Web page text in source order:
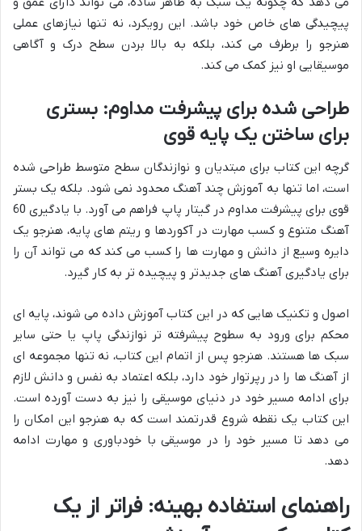
پیچیدگی های خاص خود باشد. این رویکرد، نه تنها نیازهای عملی
هنرجو را برطرف می کند، بلکه به بالا بردن سطح درک و آگاهی
موسیقایی او نیز کمک می کند.
طراحی شده برای پیشرفت مداوم: بستری
برای ساختن یک پایه قوی
گرچه این کتاب برای مبتدیان و نوازندگان سطح متوسط طراحی شده
است، اما تنها به آموزش چند آهنگ محدود نمی شود. بلکه یک بستر
قوی برای پیشرفت مداوم در گیتار پاپ فراهم می آورد. با یادگیری 60
آهنگ متنوع و کسب مهارت در آکوردها و ریتم های پایه، هنرجو یک
دایره وسیع از دانش و مهارت ها را کسب می کند که می تواند آن را
برای یادگیری آهنگ های جدیدتر و پیچیده تر به کار گیرد.
اصول و تکنیک هایی که در این کتاب آموزش داده می شوند، پایه ای
محکم برای ورود به سطوح پیشرفته تر نوازندگی پاپ یا حتی سایر
سبک ها هستند. هنرجو پس از اتمام این کتاب، نه تنها مجموعه ای
از آهنگ ها را در رپرتوار خود دارد، بلکه اعتماد به نفس و دانش لازم
برای ادامه مسیر خود در دنیای موسیقی را نیز به دست آورده است.
این کتاب یک نقطه شروع قدرتمند است که به هنرجو این امکان را
می دهد تا مسیر خود را در موسیقی با خودباوری و مهارت ادامه
دهد.
راهنمای استفاده بهینه: فراتر از یک